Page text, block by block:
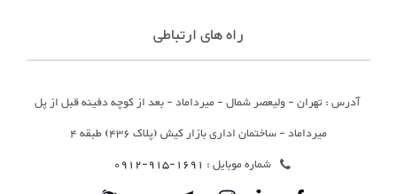
راه های ارتباطی
آدرس : تهران - ولیعصر شمال - میرداماد - بعد از کوچه دفینه قبل از پل
میرداماد - ساختمان اداری بازار کیش (پلاک 436) طبقه 4
شماره موبایل : 1691-915-0912